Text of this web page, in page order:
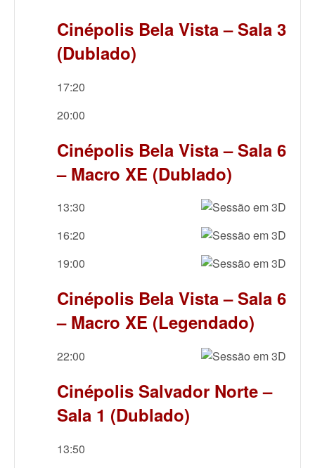
Cinépolis Bela Vista – Sala 3
(Dublado)
17:20
20:00
Cinépolis Bela Vista – Sala 6
– Macro XE (Dublado)
13:30
16:20
19:00
Cinépolis Bela Vista – Sala 6
– Macro XE (Legendado)
22:00
Cinépolis Salvador Norte –
Sala 1 (Dublado)
13:50